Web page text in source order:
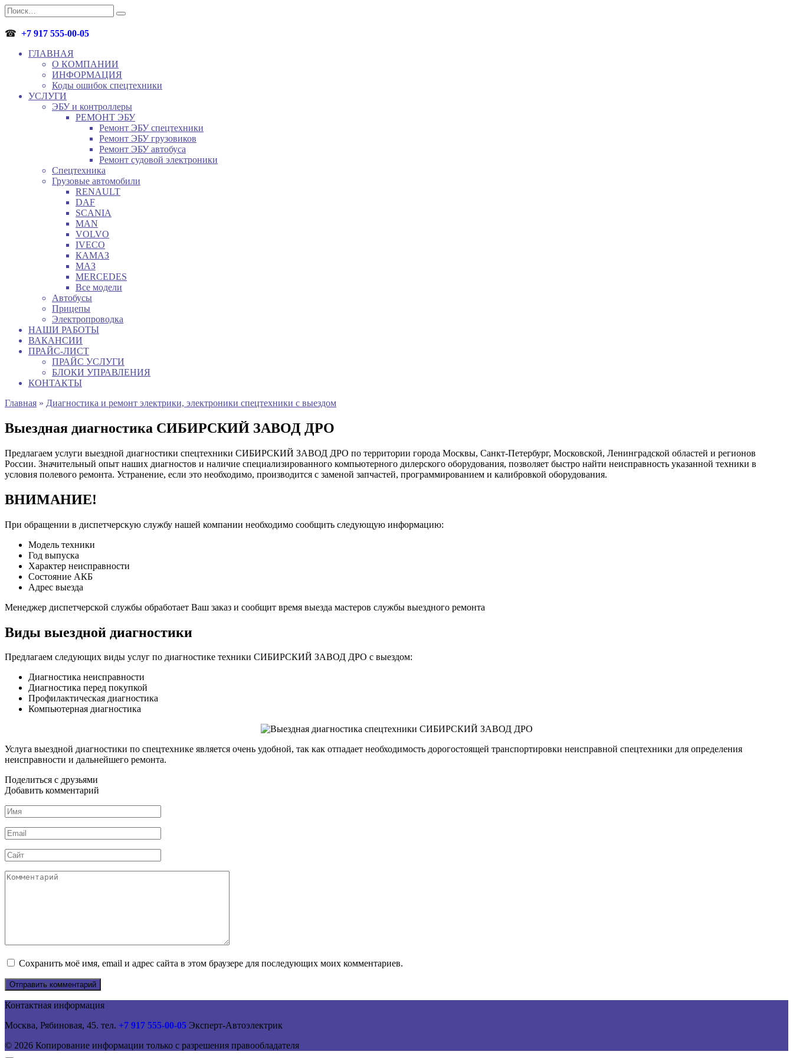
Перейти
к
содержанию
Search
for:
☎ +7 917 555-00-05
ГЛАВНАЯ
О КОМПАНИИ
ИНФОРМАЦИЯ
Коды ошибок спецтехники
УСЛУГИ
ЭБУ и контроллеры
РЕМОНТ ЭБУ
Ремонт ЭБУ спецтехники
Ремонт ЭБУ грузовиков
Ремонт ЭБУ автобуса
Ремонт судовой электроники
Спецтехника
Грузовые автомобили
RENAULT
DAF
SCANIA
MAN
VOLVO
IVECO
КАМАЗ
МАЗ
MERCEDES
Все модели
Автобусы
Прицепы
Электропроводка
НАШИ РАБОТЫ
ВАКАНСИИ
ПРАЙС-ЛИСТ
ПРАЙС УСЛУГИ
БЛОКИ УПРАВЛЕНИЯ
КОНТАКТЫ
Главная » Диагностика и ремонт электрики, электроники спецтехники с выездом
Выездная диагностика СИБИРСКИЙ ЗАВОД ДРО
Предлагаем услуги выездной диагностики спецтехники СИБИРСКИЙ ЗАВОД ДРО по территории города Москвы, Санкт-Петербург, Московской, Ленинградской областей и регионов
России. Значительный опыт наших диагностов и наличие специализированного компьютерного дилерского оборудования, позволяет быстро найти неисправность указанной техники в
условия полевого ремонта. Устранение, если это необходимо, производится с заменой запчастей, программированием и калибровкой оборудования.
ВНИМАНИЕ!
При обращении в диспетчерскую службу нашей компании необходимо сообщить следующую информацию:
Модель техники
Год выпуска
Характер неисправности
Состояние АКБ
Адрес выезда
Менеджер диспетчерской службы обработает Ваш заказ и сообщит время выезда мастеров службы выездного ремонта
Виды выездной диагностики
Предлагаем следующих виды услуг по диагностике техники СИБИРСКИЙ ЗАВОД ДРО с выездом:
Диагностика неисправности
Диагностика перед покупкой
Профилактическая диагностика
Компьютерная диагностика
Услуга выездной диагностики по спецтехнике является очень удобной, так как отпадает необходимость дорогостоящей транспортировки неисправной спецтехники для определения
неисправности и дальнейшего ремонта.
Поделиться с друзьями
Добавить комментарий
Имя
*
Email
*
Сайт
Комментарий
Сохранить моё имя, email и адрес сайта в этом браузере для последующих моих комментариев.
Контактная информация
Москва, Рябиновая, 45. тел. +7 917 555-00-05 Эксперт-Автоэлектрик
© 2026 Копирование информации только с разрешения правообладателя